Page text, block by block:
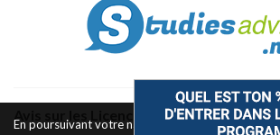
Avis sur les Licences & Bachelors
En poursuivant votre navigation sur ce site, vous